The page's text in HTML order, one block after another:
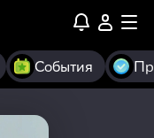
События